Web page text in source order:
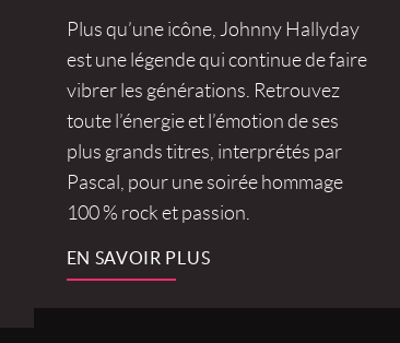
Plus qu’une icône, Johnny Hallyday
est une légende qui continue de faire
vibrer les générations. Retrouvez
toute l’énergie et l’émotion de ses
plus grands titres, interprétés par
Pascal, pour une soirée hommage
100 % rock et passion.
EN SAVOIR PLUS